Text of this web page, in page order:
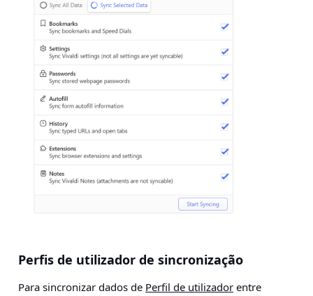
Perfis de utilizador de sincronização
Para sincronizar dados de Perfil de utilizador entre